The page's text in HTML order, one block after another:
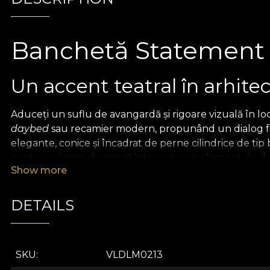
Banchetă
Un accent teatral în
Aduceți un suflu de avangardă și rigoare vizuală în
daybed sau recamier modern, propunând un
elegante, conice și încadrat de perne cilindrice de
pentru cei care doresc să integreze un element de
Numele "Domino" este o reflexie directă a tapițeriei
culoare și calitatea superioară a stofei transformă
Show more
DETAILS
SKU VLDLM0213